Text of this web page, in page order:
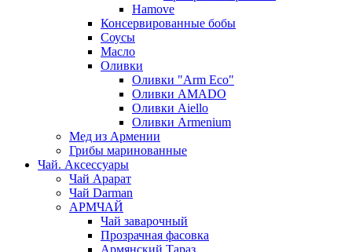
Hamove
Консервированные бобы
Соусы
Масло
Оливки
Оливки "Arm Eco"
Оливки AMADO
Оливки Aiello
Оливки Armenium
Мед из Армении
Грибы маринованные
Чай. Аксессуары
Чай Арарат
Чай Darman
АРМЧАЙ
Чай заварочный
Прозрачная фасовка
Армянский Тараз